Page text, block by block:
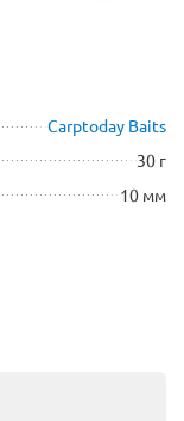
Carptoday Baits
30 г
10 мм